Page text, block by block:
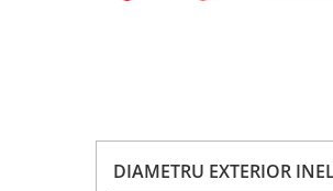
DIAMETRU EXTERIOR